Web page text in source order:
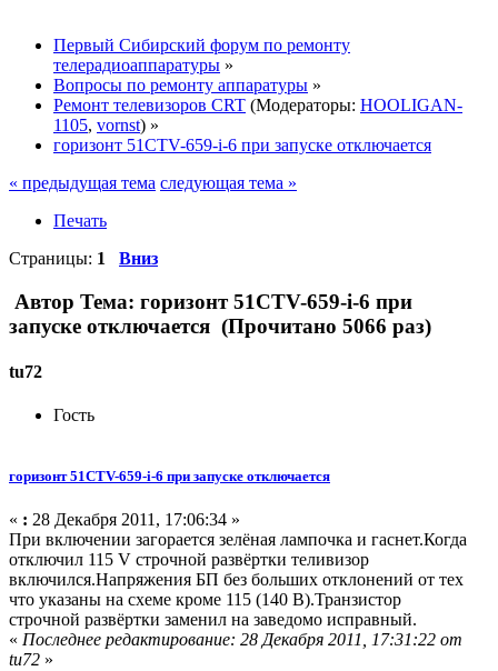
Первый Сибирский форум по ремонту
телерадиоаппаратуры »
Вопросы по ремонту аппаратуры »
Ремонт телевизоров CRT (Модераторы: HOOLIGAN-
1105, vornst) »
горизонт 51CTV-659-i-6 при запуске отключается
« предыдущая тема следующая тема »
Печать
Страницы: 1 Вниз
Автор Тема: горизонт 51CTV-659-i-6 при
запуске отключается (Прочитано 5066 раз)
tu72
Гость
горизонт 51CTV-659-i-6 при запуске отключается
« : 28 Декабря 2011, 17:06:34 »
При включении загорается зелёная лампочка и гаснет.Когда
отключил 115 V строчной развёртки теливизор
включился.Напряжения БП без больших отклонений от тех
что указаны на схеме кроме 115 (140 В).Транзистор
строчной развёртки заменил на заведомо исправный.
« Последнее редактирование: 28 Декабря 2011, 17:31:22 от
tu72 »